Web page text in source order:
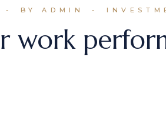
BY ADMIN
work